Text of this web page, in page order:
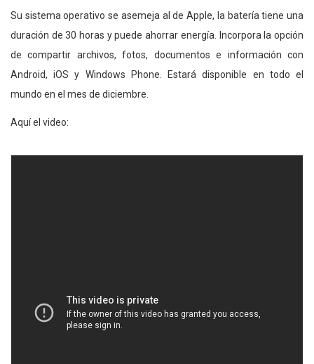
Su sistema operativo se asemeja al de Apple, la batería tiene una
duración de 30 horas y puede ahorrar energía. Incorpora la opción
de compartir archivos, fotos, documentos e información con
Android, iOS y Windows Phone. Estará disponible en todo el
mundo en el mes de diciembre.
Aquí el video: